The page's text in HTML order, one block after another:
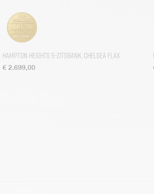
Hampton Heights 5-zitsbank, Chelsea Flax
€ 2.699,00